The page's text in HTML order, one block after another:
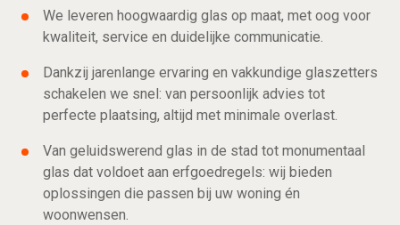
We leveren hoogwaardig glas op maat, met oog voor
kwaliteit, service en duidelijke communicatie.
Dankzij jarenlange ervaring en vakkundige glaszetters
schakelen we snel: van persoonlijk advies tot
perfecte plaatsing, altijd met minimale overlast.
Van geluidswerend glas in de stad tot monumentaal
glas dat voldoet aan erfgoedregels: wij bieden
oplossingen die passen bij uw woning én
woonwensen.